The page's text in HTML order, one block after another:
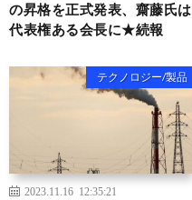
の昇格を正式発表、齋藤氏は
代表権ある会長に★続報
テクノロジー/製品
2023.11.16 12:35:21